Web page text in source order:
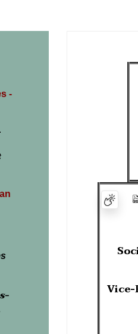
-
Vice-